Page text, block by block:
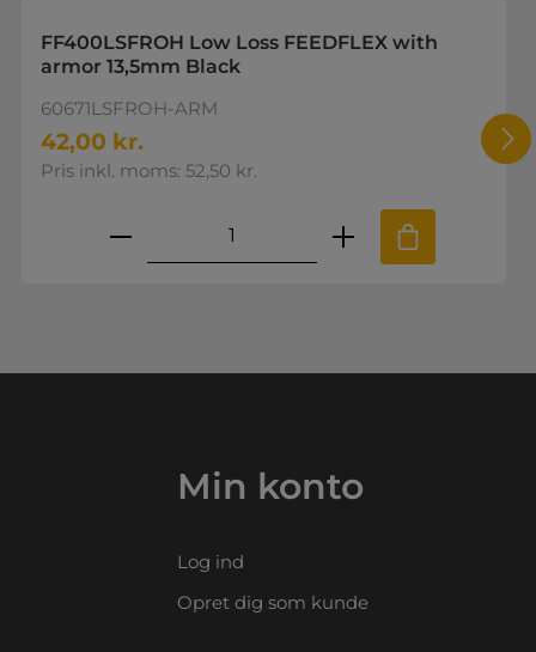
til at øge eller mindske mængden.
mængde eller brug
FF400LSFROH Low Loss FEEDFLEX with
armor 13,5mm Black
60671LSFROH-ARM
42,00 kr.
Pris inkl. moms: 52,50 kr.
Produktmængde: Indtast
Min konto
Log ind
Opret dig som kunde